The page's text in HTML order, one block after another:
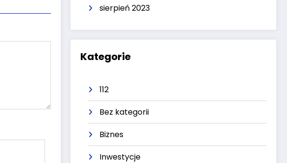
sierpień 2023
Kategorie
112
Bez kategorii
Biznes
Inwestycje